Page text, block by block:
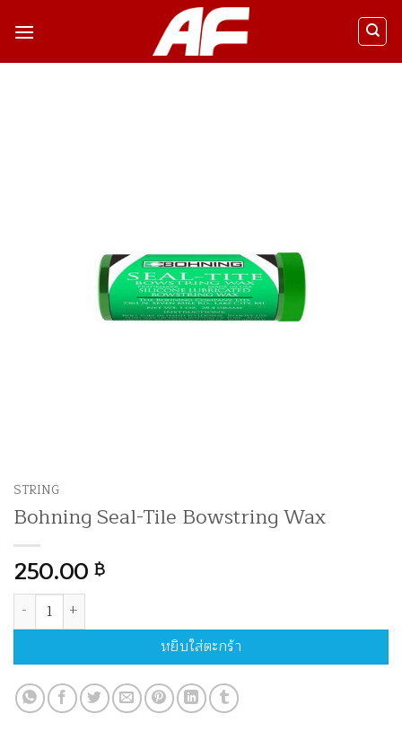
STRING
Bohning Seal-Tile Bowstring Wax
250.00 ฿
จำนวน Bohning Seal-Tile Bowstring Wax ชิ้น
หยิบใส่ตะกร้า